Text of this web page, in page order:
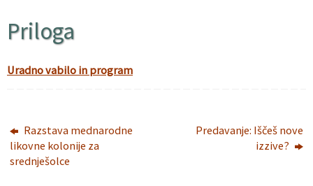
Priloga
Uradno vabilo in program
Razstava mednarodne
likovne kolonije za
srednješolce
Predavanje: Iščeš nove
izzive?